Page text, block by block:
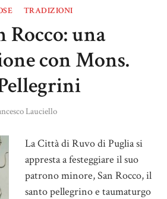
TRADIZIONI
Rocco: una
con Mons.
Lauciello
La Città di Ruvo di Puglia si
appresta a festeggiare il suo
patrono minore, San Rocco, il
santo pellegrino e taumaturgo